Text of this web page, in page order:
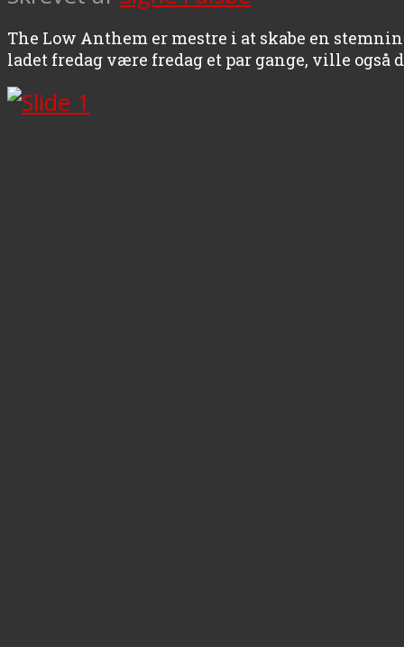
The Low Anthem er mestre i at skabe en
ladet fredag være fredag et par gange, ville